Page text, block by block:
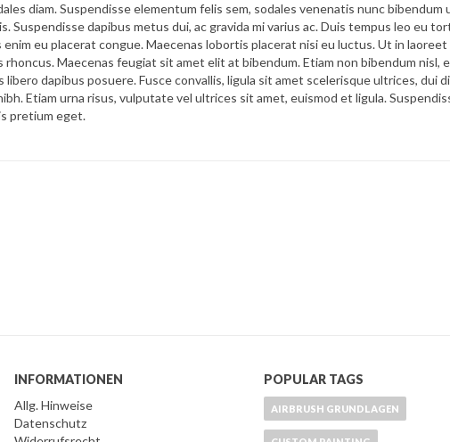
diam. Suspendisse elementum felis sem, sodales venenatis nunc bibendum
Suspendisse dapibus metus dui, ac gravida mi varius ac. Duis tempus leo eu
eu placerat congue. Maecenas lobortis placerat nisi eu luctus. Ut in laoreet
Maecenas feugiat sit amet elit at bibendum. Etiam non bibendum nisl,
dapibus posuere. Fusce convallis, ligula sit amet scelerisque ultrices, dui
Etiam urna risus, vulputate vel ultrices sit amet, euismod et ligula.
pretium eget.
INFORMATIONEN
Allg. Hinweise
Datenschutz
POPULAR TAGS
AIRBRUSH GRUNDLAGEN